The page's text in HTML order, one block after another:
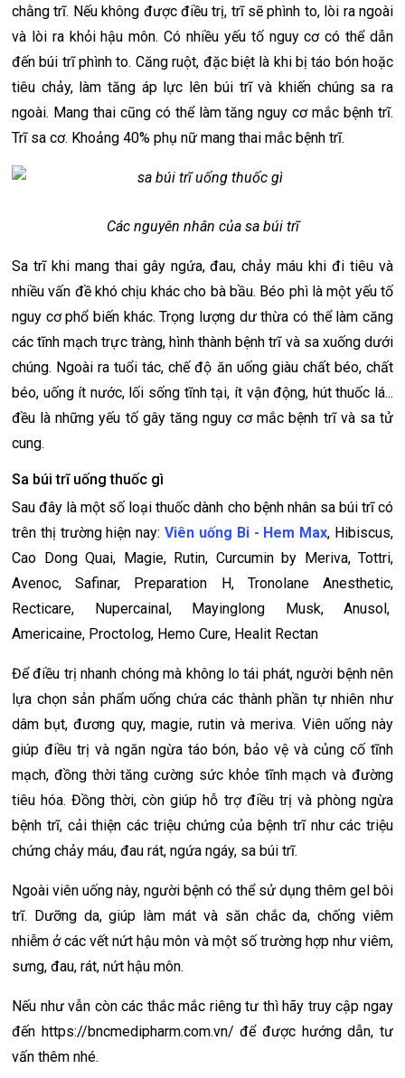
chằng trĩ. Nếu không được điều trị, trĩ sẽ phình to, lòi ra ngoài
và lòi ra khỏi hậu môn. Có nhiều yếu tố nguy cơ có thể dẫn
đến búi trĩ phình to. Căng ruột, đặc biệt là khi bị táo bón hoặc
tiêu chảy, làm tăng áp lực lên búi trĩ và khiến chúng sa ra
ngoài. Mang thai cũng có thể làm tăng nguy cơ mắc bệnh trĩ.
Trĩ sa cơ. Khoảng 40% phụ nữ mang thai mắc bệnh trĩ.
Các nguyên nhân của sa búi trĩ
Sa trĩ khi mang thai gây ngứa, đau, chảy máu khi đi tiêu và
nhiều vấn đề khó chịu khác cho bà bầu. Béo phì là một yếu tố
nguy cơ phổ biến khác. Trọng lượng dư thừa có thể làm căng
các tĩnh mạch trực tràng, hình thành bệnh trĩ và sa xuống dưới
chúng. Ngoài ra tuổi tác, chế độ ăn uống giàu chất béo, chất
béo, uống ít nước, lối sống tĩnh tại, ít vận động, hút thuốc lá...
đều là những yếu tố gây tăng nguy cơ mắc bệnh trĩ và sa tử
cung.
Sa búi trĩ uống thuốc gì
Sau đây là một số loại thuốc dành cho bệnh nhân sa búi trĩ có
trên thị trường hiện nay:Viên uống Bi - Hem Max, Hibiscus,
Cao Dong Quai, Magie, Rutin, Curcumin by Meriva, Tottri,
Avenoc, Safinar, Preparation H, Tronolane Anesthetic,
Recticare, Nupercainal, Mayinglong Musk, Anusol,
Americaine, Proctolog, Hemo Cure, Healit Rectan
Để điều trị nhanh chóng mà không lo tái phát, người bệnh nên
lựa chọn sản phẩm uống chứa các thành phần tự nhiên như
dâm bụt, đương quy, magie, rutin và meriva. Viên uống này
giúp điều trị và ngăn ngừa táo bón, bảo vệ và củng cố tĩnh
mạch, đồng thời tăng cường sức khỏe tĩnh mạch và đường
tiêu hóa. Đồng thời, còn giúp hỗ trợ điều trị và phòng ngừa
bệnh trĩ, cải thiện các triệu chứng của bệnh trĩ như các triệu
chứng chảy máu, đau rát, ngứa ngáy, sa búi trĩ.
Ngoài viên uống này, người bệnh có thể sử dụng thêm gel bôi
trĩ. Dưỡng da, giúp làm mát và săn chắc da, chống viêm
nhiễm ở các vết nứt hậu môn và một số trường hợp như viêm,
sưng, đau, rát, nứt hậu môn.
Nếu như vẫn còn các thắc mắc riêng tư thì hãy truy cập ngay
đến https://bncmedipharm.com.vn/ để được hướng dẫn, tư
vấn thêm nhé.